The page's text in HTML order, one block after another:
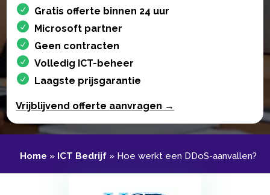
Gratis offerte binnen 24 uur
Microsoft partner
Geen contracten
Volledig ICT-beheer
Laagste prijsgarantie
Vrijblijvend offerte aanvragen →
Home » ICT Bedrijf» Hoe werkt een DDoS-aanvallen?